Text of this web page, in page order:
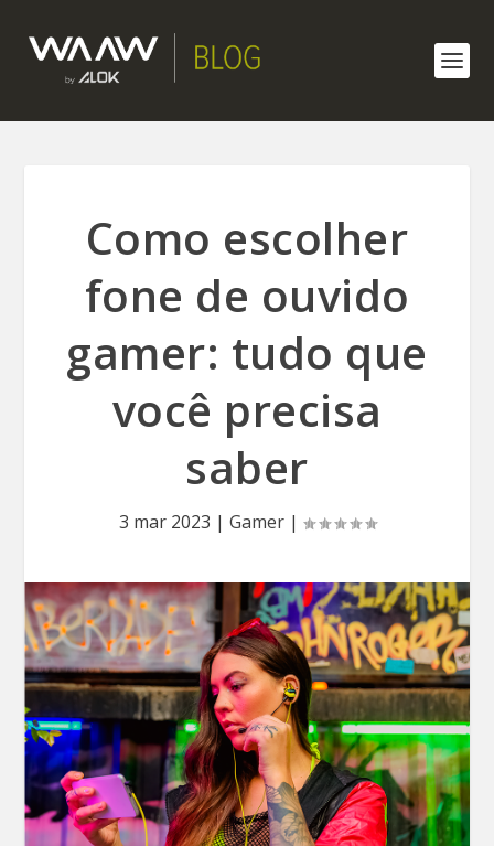
Como escolher
fone de ouvido
gamer: tudo que
você precisa
saber
3 mar 2023 | Gamer|